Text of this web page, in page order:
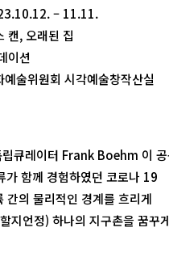
– 11.11.
캔, 오래된 집
이션
술위원회 시각예술창작산실
립큐레이터 Frank Boehm 이
함께 경험하였던 코로나 19
간의 물리적인 경계를 흐리게
지언정) 하나의 지구촌을 꿈꾸